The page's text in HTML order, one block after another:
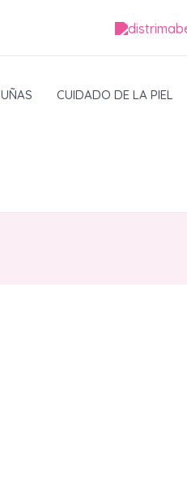
UÑAS CUIDADO DE LA PIEL